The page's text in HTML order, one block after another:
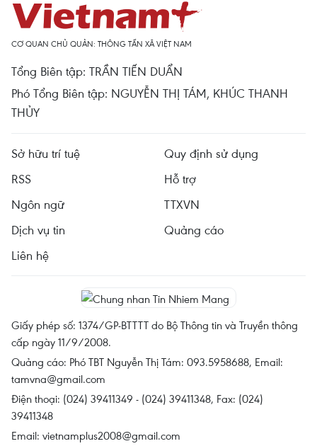
CƠ QUAN CHỦ QUẢN: THÔNG TẤN XÃ VIỆT NAM
Tổng Biên tập: TRẦN TIẾN DUẨN
Phó Tổng Biên tập: NGUYỄN THỊ TÁM, KHÚC THANH
THỦY
Sở hữu trí tuệ
Quy định sử dụng
RSS
Hỗ trợ
Ngôn ngữ
TTXVN
Dịch vụ tin
Quảng cáo
Liên hệ
Giấy phép số: 1374/GP-BTTTT do Bộ Thông tin và Truyền thông
cấp ngày 11/9/2008.
Quảng cáo: Phó TBT Nguyễn Thị Tám: 093.5958688, Email:
tamvna@gmail.com
Điện thoại: (024) 39411349 - (024) 39411348, Fax: (024)
39411348
Email: vietnamplus2008@gmail.com